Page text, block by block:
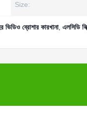
Size:
ভিডিও ব্রোশার কারখানা, এলসিডি